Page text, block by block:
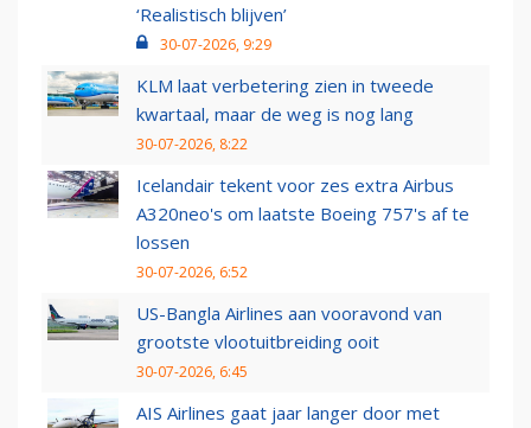
‘Realistisch blijven’
30-07-2026, 9:29
KLM laat verbetering zien in tweede
kwartaal, maar de weg is nog lang
30-07-2026, 8:22
Icelandair tekent voor zes extra Airbus
A320neo's om laatste Boeing 757's af te
lossen
30-07-2026, 6:52
US-Bangla Airlines aan vooravond van
grootste vlootuitbreiding ooit
30-07-2026, 6:45
AIS Airlines gaat jaar langer door met